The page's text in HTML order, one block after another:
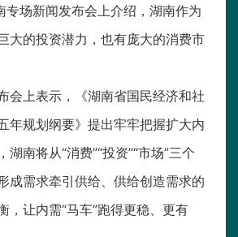
专场新闻发布会上介绍，湖南作为
大的投资潜力，也有庞大的消费市
会上表示，《湖南省国民经济和社
年规划纲要》提出牢牢把握扩大内
湖南将从“消费”“投资”“市场”三个
成需求牵引供给、供给创造需求的
，让内需“马车”跑得更稳、更有